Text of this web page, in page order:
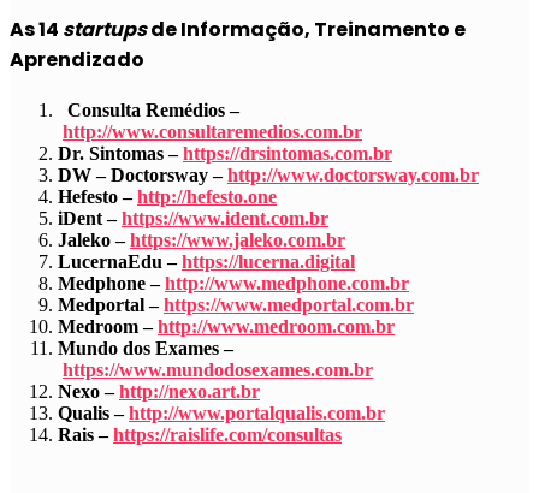
As 14 startupsde Informação, Treinamento e
Aprendizado
Consulta Remédios –
http://www.consultaremedios.com.br
Dr. Sintomas –https://drsintomas.com.br
DW – Doctorsway –http://www.doctorsway.com.br
Hefesto –http://hefesto.one
iDent –https://www.ident.com.br
Jaleko –https://www.jaleko.com.br
LucernaEdu –https://lucerna.digital
Medphone –http://www.medphone.com.br
Medportal –https://www.medportal.com.br
Medroom –http://www.medroom.com.br
Mundo dos Exames –
https://www.mundodosexames.com.br
Nexo –http://nexo.art.br
Qualis –http://www.portalqualis.com.br
Rais –https://raislife.com/consultas